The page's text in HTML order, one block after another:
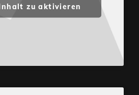
zu aktivieren